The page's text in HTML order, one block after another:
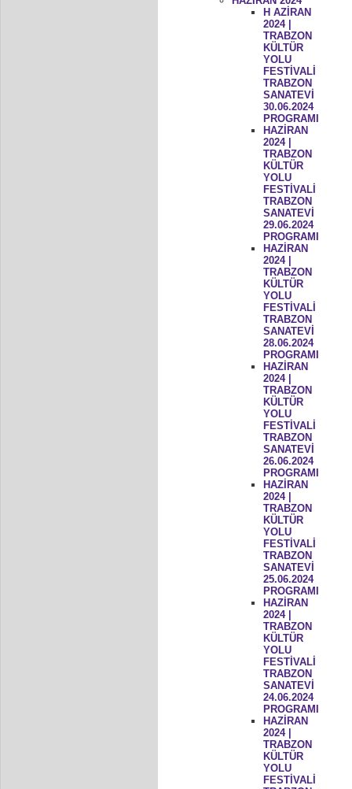
H AZİRAN
2024 |
TRABZON
KÜLTÜR
YOLU
FESTİVALİ
TRABZON
SANATEVİ
30.06.2024
PROGRAMI
HAZİRAN
2024 |
TRABZON
KÜLTÜR
YOLU
FESTİVALİ
TRABZON
SANATEVİ
29.06.2024
PROGRAMI
HAZİRAN
2024 |
TRABZON
KÜLTÜR
YOLU
FESTİVALİ
TRABZON
SANATEVİ
28.06.2024
PROGRAMI
HAZİRAN
2024 |
TRABZON
KÜLTÜR
YOLU
FESTİVALİ
TRABZON
SANATEVİ
26.06.2024
PROGRAMI
HAZİRAN
2024 |
TRABZON
KÜLTÜR
YOLU
FESTİVALİ
TRABZON
SANATEVİ
25.06.2024
PROGRAMI
HAZİRAN
2024 |
TRABZON
KÜLTÜR
YOLU
FESTİVALİ
TRABZON
SANATEVİ
24.06.2024
PROGRAMI
HAZİRAN
2024 |
TRABZON
KÜLTÜR
YOLU
FESTİVALİ